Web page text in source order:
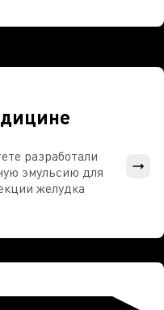
разработали
эмульсию для
желудка